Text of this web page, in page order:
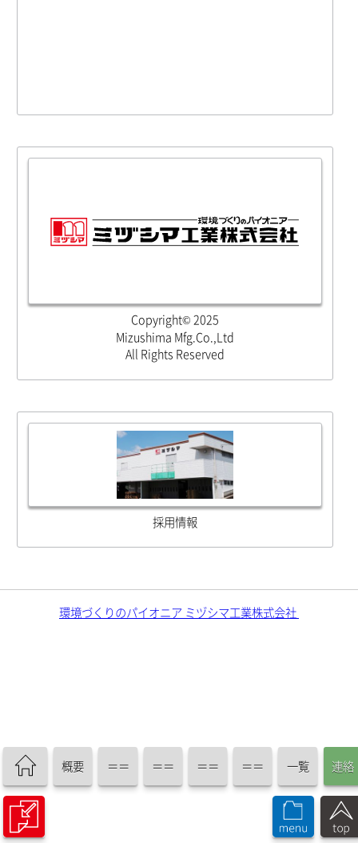
Copyright© 2025
Mizushima Mfg.Co.,Ltd
All Rights Reserved
採用情報
環境づくりのパイオニア ミヅシマ工業株式会社
概要 ＝＝ ＝＝ ＝＝ ＝＝ 一覧 連絡